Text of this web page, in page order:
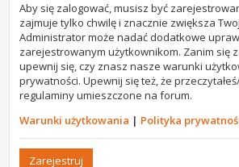
Aby się zalogować, musisz być
zajmuje tylko chwilę i znacznie zwiększa
Administrator może nadać dodatkowe
zarejestrowanym użytkownikom. Zanim się
upewnij się, czy znasz nasze warunki
prywatności. Upewnij się też, że
regulaminy umieszczone na forum.
Warunki użytkowania | Polityka
Zarejestruj